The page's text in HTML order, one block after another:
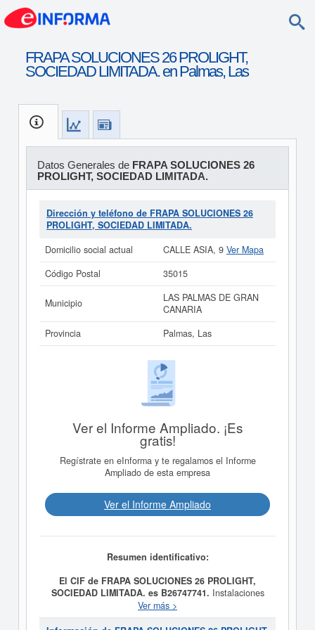
FRAPA SOLUCIONES 26 PROLIGHT,
SOCIEDAD LIMITADA. en Palmas, Las
Datos Generales de FRAPA SOLUCIONES 26
PROLIGHT, SOCIEDAD LIMITADA.
Dirección y teléfono de FRAPA SOLUCIONES 26
PROLIGHT, SOCIEDAD LIMITADA.
Domicilio social actual
CALLE ASIA, 9 Ver Mapa
Código Postal
35015
Municipio
LAS PALMAS DE GRAN
CANARIA
Provincia
Palmas, Las
Ver el Informe Ampliado. ¡Es
gratis!
Regístrate en eInforma y te regalamos el Informe
Ampliado de esta empresa
Ver el Informe Ampliado
Resumen identificativo:
El CIF de FRAPA SOLUCIONES 26 PROLIGHT,
SOCIEDAD LIMITADA. es B26747741. Instalaciones
eléctricas. Instalaciones de fontanería y otras
instalaciones de la construcción. Realización de trabajos
Ver más >